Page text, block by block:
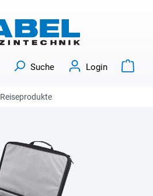
Suche Login
Reiseprodukte